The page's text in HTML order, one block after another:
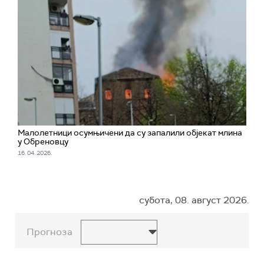
Малолетници осумњичени да су запалили објекат млина
у Обреновцу
16. 04. 2026.
субота, 08. август 2026.
Прогноза